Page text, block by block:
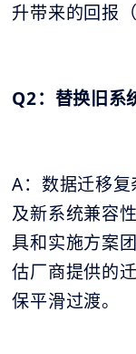
升带来的回报
Q2：替换旧系
A：数据迁移
及新系统兼容
具和实施方案
估厂商提供的
保平滑过渡。